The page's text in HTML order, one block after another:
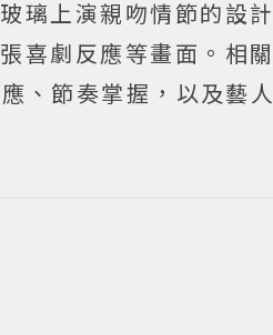
璃上演親吻情節的設
喜劇反應等畫面。相
、節奏掌握，以及藝